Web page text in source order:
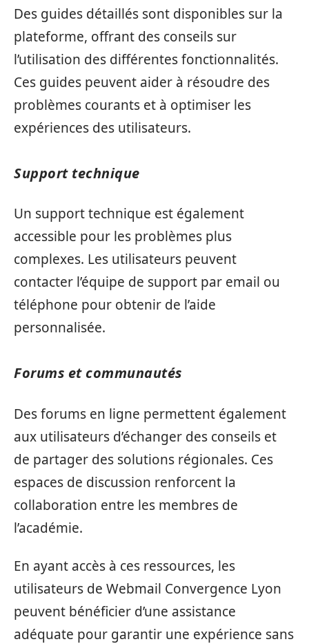
Des guides détaillés sont disponibles sur la
plateforme, offrant des conseils sur
l’utilisation des différentes fonctionnalités.
Ces guides peuvent aider à résoudre des
problèmes courants et à optimiser les
expériences des utilisateurs.
Support technique
Un support technique est également
accessible pour les problèmes plus
complexes. Les utilisateurs peuvent
contacter l’équipe de support par email ou
téléphone pour obtenir de l’aide
personnalisée.
Forums et communautés
Des forums en ligne permettent également
aux utilisateurs d’échanger des conseils et
de partager des solutions régionales. Ces
espaces de discussion renforcent la
collaboration entre les membres de
l’académie.
En ayant accès à ces ressources, les
utilisateurs de Webmail Convergence Lyon
peuvent bénéficier d’une assistance
adéquate pour garantir une expérience sans